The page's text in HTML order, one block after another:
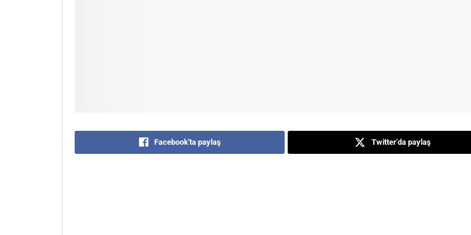
Facebook'ta paylaş Twitter'da paylaş